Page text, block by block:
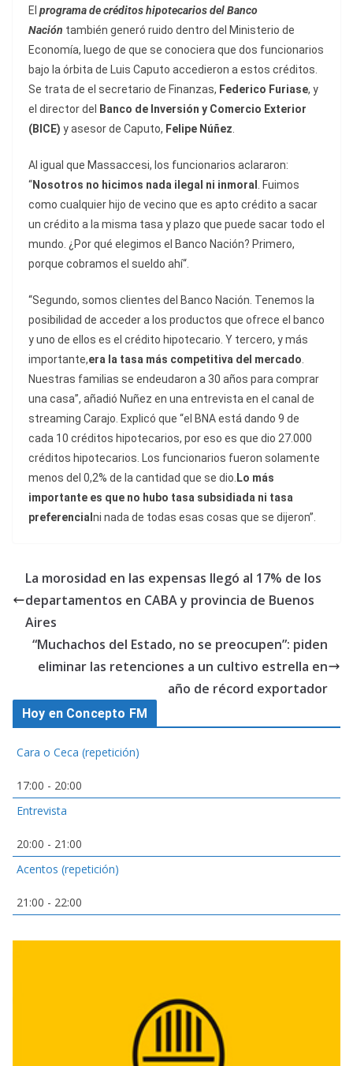
El programa de créditos hipotecarios del Banco
Nación también generó ruido dentro del Ministerio de
Economía, luego de que se conociera que dos funcionarios
bajo la órbita de Luis Caputo accedieron a estos créditos.
Se trata de el secretario de Finanzas, Federico Furiase, y
el director del
Banco de Inversión y Comercio Exterior
(BICE) y asesor de Caputo, Felipe Núñez.
Al igual que Massaccesi, los funcionarios aclararon:
“Nosotros no hicimos nada ilegal ni inmoral . Fuimos
como cualquier hijo de vecino que es apto crédito a sacar
un crédito a la misma tasa y plazo que puede sacar todo el
mundo. ¿Por qué elegimos el Banco Nación? Primero,
porque cobramos el sueldo ahí“.
“Segundo, somos clientes del Banco Nación. Tenemos la
posibilidad de acceder a los productos que ofrece el banco
y uno de ellos es el crédito hipotecario. Y tercero, y más
importante,era la tasa más competitiva del mercado.
Nuestras familias se endeudaron a 30 años para comprar
una casa”, añadió Nuñez en una entrevista en el canal de
streaming Carajo. Explicó que “el BNA está dando 9 de
cada 10 créditos hipotecarios, por eso es que dio 27.000
créditos hipotecarios. Los funcionarios fueron solamente
menos del 0,2% de la cantidad que se dio. Lo más
importante es que no hubo tasa subsidiada ni tasa
preferencial ni nada de todas esas cosas que se dijeron”.
La morosidad en las expensas llegó al 17% de los
departamentos en CABA y provincia de Buenos
Aires
“Muchachos del Estado, no se preocupen”: piden
eliminar las retenciones a un cultivo estrella en
año de récord exportador
Hoy en Concepto FM
Cara o Ceca (repetición)
17:00 - 20:00
Entrevista
20:00 - 21:00
Acentos (repetición)
21:00 - 22:00